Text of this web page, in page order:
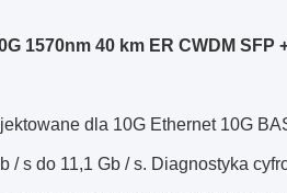
1570nm 40 km ER CWDM SFP
dla 10G Ethernet 10G
/ s do 11,1 Gb / s. Diagnostyka